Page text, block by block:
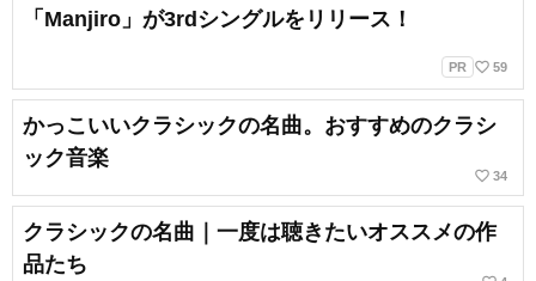
「Manjiro」が3rdシングルをリリース！
PR favorite_border 59
かっこいいクラシックの名曲。おすすめのクラシ
ック音楽
favorite_border 34
クラシックの名曲｜一度は聴きたいオススメの作
品たち